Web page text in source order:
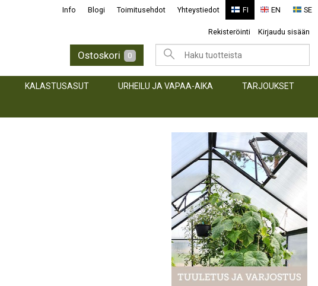
FI EN SE
Info Blogi Toimitusehdot Yhteystiedot
Rekisteröinti Kirjaudu sisään
Ostoskori 0
KALASTUSASUT URHEILU JA VAPAA-AIKA TARJOUKSET